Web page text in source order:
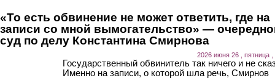
«То есть обвинение не может ответить, где на
записи со мной вымогательство» —
суд по делу Константина Смирнова
2026 июня 26 , пятница ,
Государственный обвинитель так ничего и не
Именно на записи, о которой шла речь, Смирнов